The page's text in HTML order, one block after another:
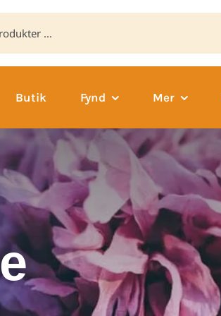
Butik Fynd Mer